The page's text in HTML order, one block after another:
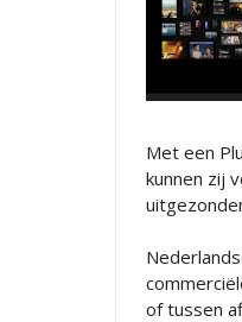
Met een
kunnen zij
of tussen